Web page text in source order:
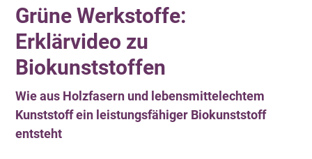
Grüne Werkstoffe:
Erklärvideo zu
Biokunststoffen
Wie aus Holzfasern und lebensmittelechtem
Kunststoff ein leistungsfähiger Biokunststoff
entsteht